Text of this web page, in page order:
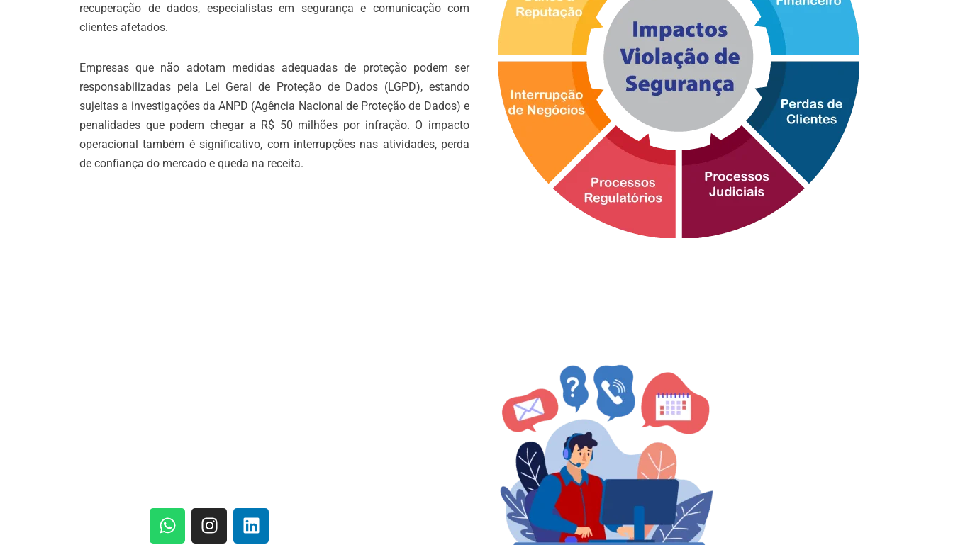
recuperação de dados, especialistas em segurança e comunicação com
clientes afetados.
Empresas que não adotam medidas adequadas de proteção podem ser
responsabilizadas pela Lei Geral de Proteção de Dados (LGPD), estando
sujeitas a investigações da ANPD (Agência Nacional de Proteção de Dados) e
penalidades que podem chegar a R$ 50 milhões por infração. O impacto
operacional também é significativo, com interrupções nas atividades, perda
de confiança do mercado e queda na receita.